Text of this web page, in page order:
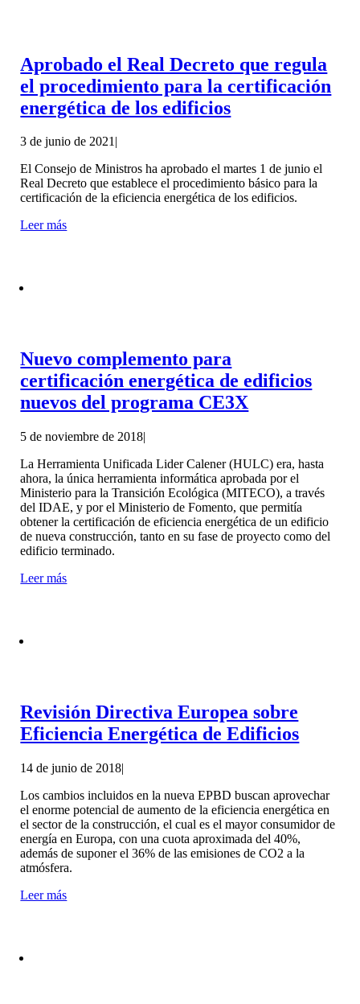
Aprobado el Real Decreto que regula
el procedimiento para la certificación
energética de los edificios
3 de junio de 2021|
El Consejo de Ministros ha aprobado el martes 1 de junio el
Real Decreto que establece el procedimiento básico para la
certificación de la eficiencia energética de los edificios.
Leer más
Nuevo complemento para
certificación energética de edificios
nuevos del programa CE3X
5 de noviembre de 2018|
La Herramienta Unificada Lider Calener (HULC) era, hasta
ahora, la única herramienta informática aprobada por el
Ministerio para la Transición Ecológica (MITECO), a través
del IDAE, y por el Ministerio de Fomento, que permitía
obtener la certificación de eficiencia energética de un edificio
de nueva construcción, tanto en su fase de proyecto como del
edificio terminado.
Leer más
Revisión Directiva Europea sobre
Eficiencia Energética de Edificios
14 de junio de 2018|
Los cambios incluidos en la nueva EPBD buscan aprovechar
el enorme potencial de aumento de la eficiencia energética en
el sector de la construcción, el cual es el mayor consumidor de
energía en Europa, con una cuota aproximada del 40%,
además de suponer el 36% de las emisiones de CO2 a la
atmósfera.
Leer más